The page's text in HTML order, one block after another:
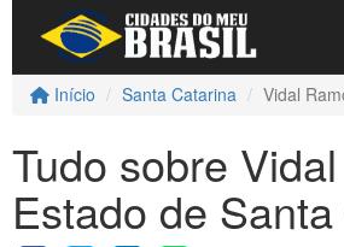
Início Santa Catarina Vidal
Tudo sobre
Estado de